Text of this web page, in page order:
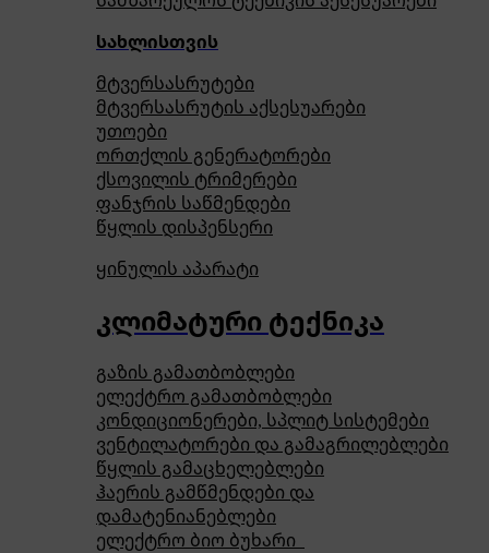
სახლისთვის
მტვერსასრუტები
მტვერსასრუტის აქსესუარები
უთოები
ორთქლის გენერატორები
ქსოვილის ტრიმერები
ფანჯრის საწმენდები
წყლის დისპენსერი
ყინულის აპარატი
კლიმატური ტექნიკა
გაზის გამათბობლები
ელექტრო გამათბობლები
კონდიციონერები, სპლიტ სისტემები
ვენტილატორები და გამაგრილებლები
წყლის გამაცხელებლები
ჰაერის გამწმენდები და
დამატენიანებლები
ელექტრო ბიო ბუხარი